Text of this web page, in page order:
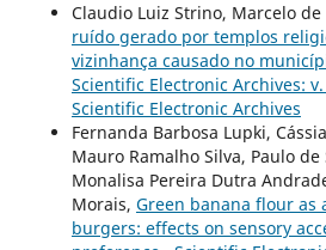
Claudio Luiz Strino, Marcelo de
ruído gerado por templos
vizinhança causado no
Scientific Electronic Archives:
Scientific Electronic Archives
Fernanda Barbosa Lupki,
Mauro Ramalho Silva, Paulo
Monalisa Pereira Dutra
Morais, Green banana flour as
burgers: effects on sensory